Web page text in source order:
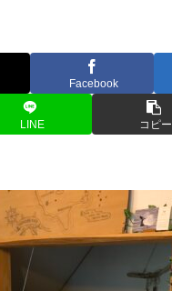
Facebook
LINE コピー